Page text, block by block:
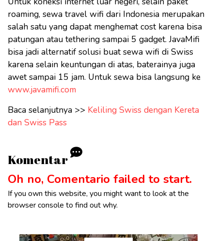
roaming, sewa travel wifi dari Indonesia merupakan
salah satu yang dapat menghemat cost karena bisa
patungan atau tethering sampai 5 gadget. JavaMifi
bisa jadi alternatif solusi buat sewa wifi di Swiss
karena selain keuntungan di atas, baterainya juga
awet sampai 15 jam. Untuk sewa bisa langsung ke
www.javamifi.com
Baca selanjutnya >> Keliling Swiss dengan Kereta
dan Swiss Pass
Komentar
Oh no, Comentario failed to start.
If you own this website, you might want to look at the
browser console to find out why.